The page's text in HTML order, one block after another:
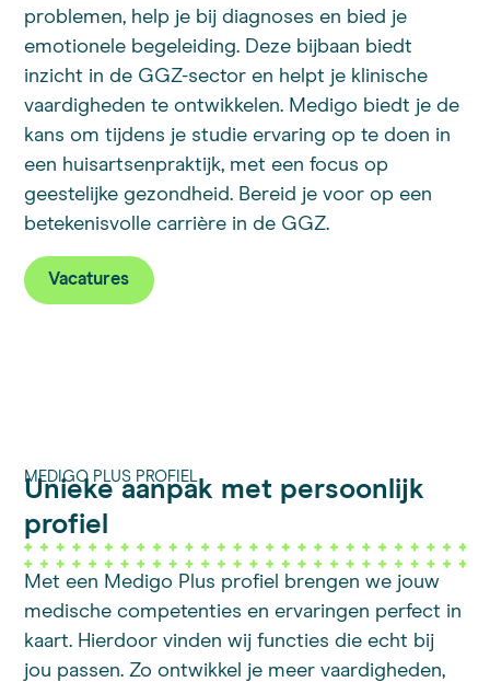
problemen, help je bij diagnoses en bied je
emotionele begeleiding. Deze bijbaan biedt
inzicht in de GGZ-sector en helpt je klinische
vaardigheden te ontwikkelen. Medigo biedt je de
kans om tijdens je studie ervaring op te doen in
een huisartsenpraktijk, met een focus op
geestelijke gezondheid. Bereid je voor op een
betekenisvolle carrière in de GGZ.
Vacatures
MEDIGO PLUS PROFIEL
Unieke aanpak met persoonlijk
profiel
Met een Medigo Plus profiel brengen we jouw
medische competenties en ervaringen perfect in
kaart. Hierdoor vinden wij functies die echt bij
jou passen. Zo ontwikkel je meer vaardigheden,